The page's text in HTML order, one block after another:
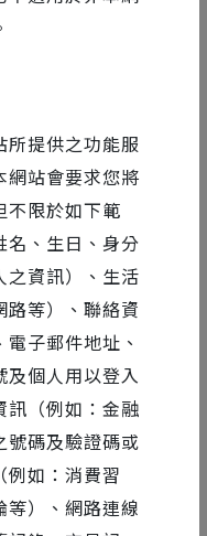
所提供之功能服
網站會要求您將
不限於如下範
名、生日、身分
之資訊）、生活
路等）、聯絡資
子郵件地址、
及個人用以登入
訊（例如：金融
號碼及驗證碼或
例如：消費習
等）、網路連線
困難、未來趨勢等高
個個精彩作品！
講座剪輯後上架，
持續關注 Motioner，
你也喜歡這些領域，
可以看看《動態設計
在學習設計的路上有
展碁國際 Adobe
未來將不定期會收到